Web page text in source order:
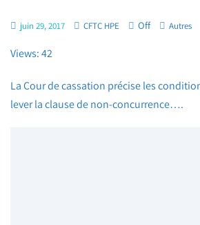
juin 29, 2017 CFTC HPE Off Autres
Views: 42
La Cour de cassation précise les
lever la clause de non-concurrence….